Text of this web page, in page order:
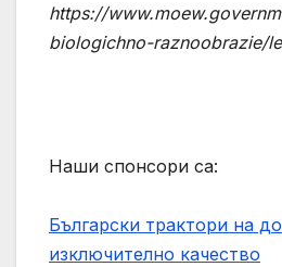
https://
biologichno-raznoobrazie/
Наши спонсори са:
Български трактори на
изключително качество